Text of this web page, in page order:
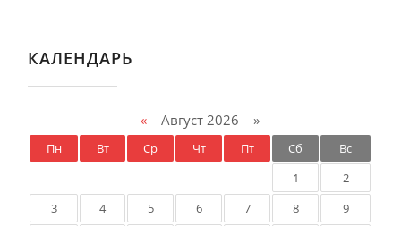
КАЛЕНДАРЬ
« Август 2026 »
Пн Вт Ср Чт Пт Сб
Вс
1
2
3
4 5 6 7 8
9